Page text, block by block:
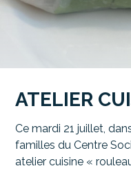
ATELIER
Ce mardi 21 juillet,
familles du Centre
atelier cuisine «